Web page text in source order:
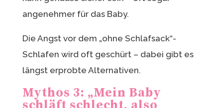
angenehmer für das Baby.
Die Angst vor dem „ohne Schlafsack“-
Schlafen wird oft geschürt – dabei gibt es
längst erprobte Alternativen.
Mythos 3: „Mein Baby